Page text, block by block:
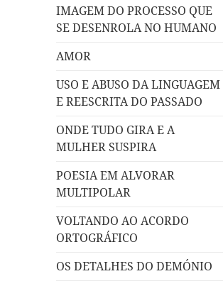
IMAGEM DO PROCESSO QUE
SE DESENROLA NO HUMANO
AMOR
USO E ABUSO DA LINGUAGEM
E REESCRITA DO PASSADO
ONDE TUDO GIRA E A
MULHER SUSPIRA
POESIA EM ALVORAR
MULTIPOLAR
VOLTANDO AO ACORDO
ORTOGRÁFICO
OS DETALHES DO DEMÓNIO